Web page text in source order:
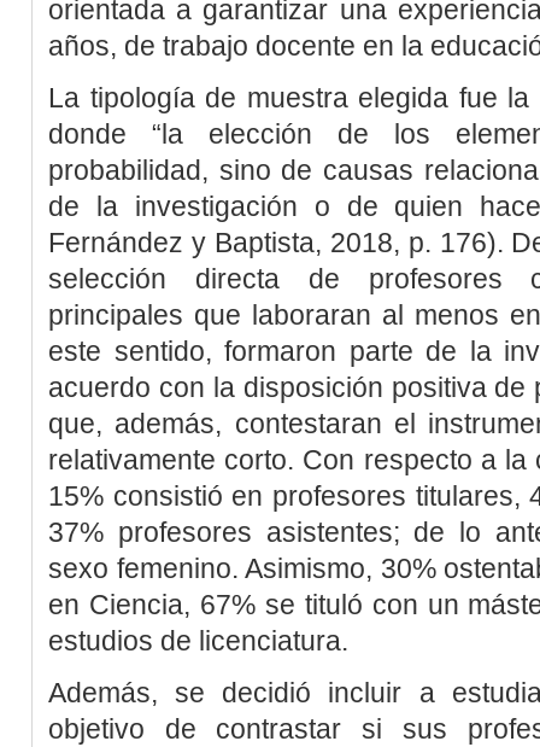
orientada a garantizar una
años, de trabajo docente en la
La tipología de muestra elegida fue
donde “la elección de los
probabilidad, sino de causas
de la investigación o de quien
Fernández y Baptista, 2018, p. 176).
selección directa de profesores
principales que laboraran al menos
este sentido, formaron parte de la
acuerdo con la disposición positiva de
que, además, contestaran el
relativamente corto. Con respecto a
15% consistió en profesores titulares,
37% profesores asistentes; de lo
sexo femenino. Asimismo, 30%
en Ciencia, 67% se tituló con un
estudios de licenciatura.
Además, se decidió incluir a
objetivo de contrastar si sus